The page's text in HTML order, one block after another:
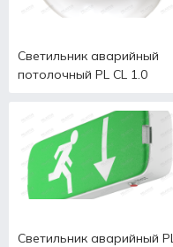
Светильник аварийный
потолочный PL CL 1.0
Светильник аварийный PL